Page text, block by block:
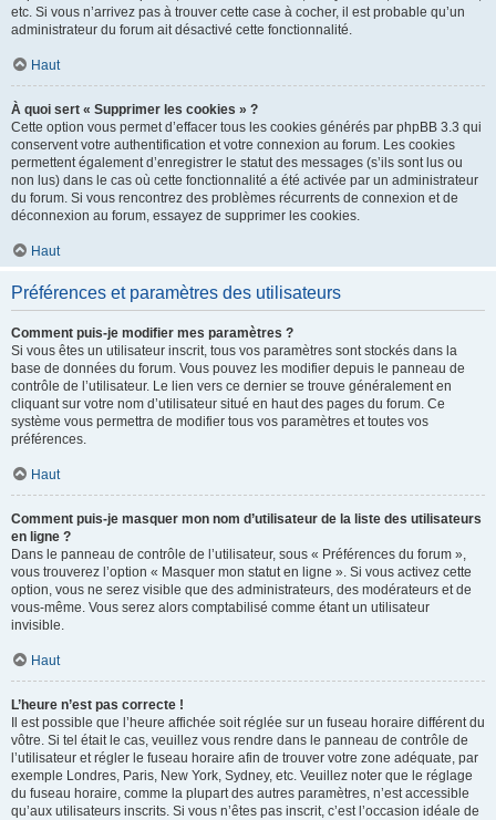
etc. Si vous n’arrivez pas à trouver cette case à cocher, il est probable qu’un
administrateur du forum ait désactivé cette fonctionnalité.
Haut
À quoi sert « Supprimer les cookies » ?
Cette option vous permet d’effacer tous les cookies générés par phpBB 3.3 qui
conservent votre authentification et votre connexion au forum. Les cookies
permettent également d’enregistrer le statut des messages (s’ils sont lus ou
non lus) dans le cas où cette fonctionnalité a été activée par un administrateur
du forum. Si vous rencontrez des problèmes récurrents de connexion et de
déconnexion au forum, essayez de supprimer les cookies.
Haut
Préférences et paramètres des utilisateurs
Comment puis-je modifier mes paramètres ?
Si vous êtes un utilisateur inscrit, tous vos paramètres sont stockés dans la
base de données du forum. Vous pouvez les modifier depuis le panneau de
contrôle de l’utilisateur. Le lien vers ce dernier se trouve généralement en
cliquant sur votre nom d’utilisateur situé en haut des pages du forum. Ce
système vous permettra de modifier tous vos paramètres et toutes vos
préférences.
Haut
Comment puis-je masquer mon nom d’utilisateur de la liste des utilisateurs
en ligne ?
Dans le panneau de contrôle de l’utilisateur, sous « Préférences du forum »,
vous trouverez l’option « Masquer mon statut en ligne ». Si vous activez cette
option, vous ne serez visible que des administrateurs, des modérateurs et de
vous-même. Vous serez alors comptabilisé comme étant un utilisateur
invisible.
Haut
L’heure n’est pas correcte !
Il est possible que l’heure affichée soit réglée sur un fuseau horaire différent du
vôtre. Si tel était le cas, veuillez vous rendre dans le panneau de contrôle de
l’utilisateur et régler le fuseau horaire afin de trouver votre zone adéquate, par
exemple Londres, Paris, New York, Sydney, etc. Veuillez noter que le réglage
du fuseau horaire, comme la plupart des autres paramètres, n’est accessible
qu’aux utilisateurs inscrits. Si vous n’êtes pas inscrit, c’est l’occasion idéale de